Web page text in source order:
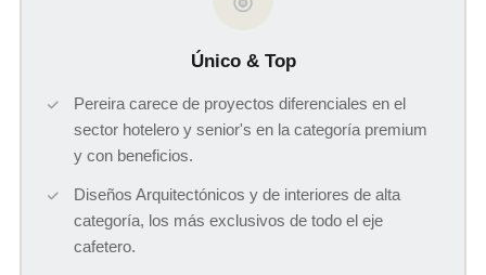
Único & Top
Pereira carece de proyectos diferenciales en el
sector hotelero y senior's en la categoría premium
y con beneficios.
Diseños Arquitectónicos y de interiores de alta
categoría, los más exclusivos de todo el eje
cafetero.